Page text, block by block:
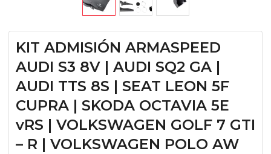
KIT ADMISIÓN ARMASPEED
AUDI S3 8V | AUDI SQ2 GA |
AUDI TTS 8S | SEAT LEON 5F
CUPRA | SKODA OCTAVIA 5E
vRS | VOLKSWAGEN GOLF 7 GTI
– R | VOLKSWAGEN POLO AW